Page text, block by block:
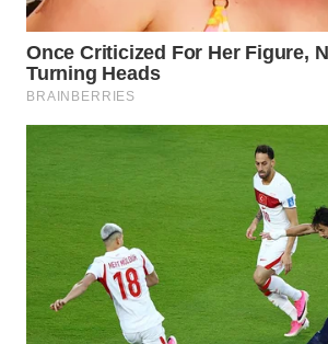
BINJAI
WN
CIREBON
INDRAMAYU
WN
KUNINGAN
WN
MAJALENGKA